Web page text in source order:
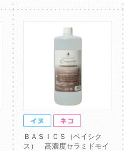
ＢＡＳＩＣＳ（ベイシク
ス） 高濃度セラミドモイ